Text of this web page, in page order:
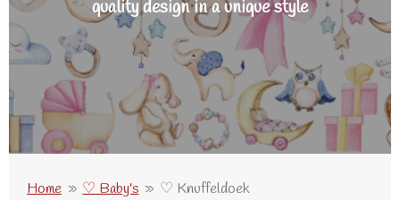
quality design in a unique style
Home » ♡ Baby's » ♡ Knuffeldoek